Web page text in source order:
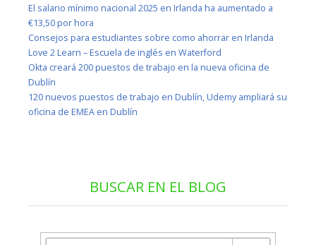
El salario mínimo nacional 2025 en Irlanda ha aumentado a
€13,50 por hora
Consejos para estudiantes sobre como ahorrar en Irlanda
Love 2 Learn – Escuela de inglés en Waterford
Okta creará 200 puestos de trabajo en la nueva oficina de
Dublín
120 nuevos puestos de trabajo en Dublín, Udemy ampliará su
oficina de EMEA en Dublín
BUSCAR EN EL BLOG